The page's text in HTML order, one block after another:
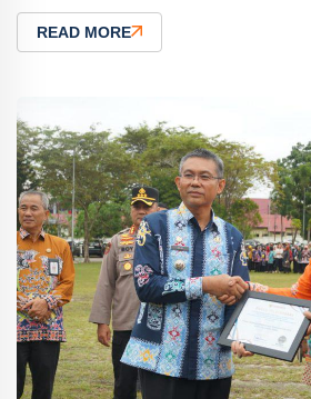
READ MORE